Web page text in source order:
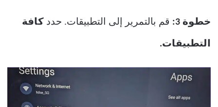
خطوة 3: قم بالتمرير إلى التطبيقات. حدد كافة
التطبيقات.